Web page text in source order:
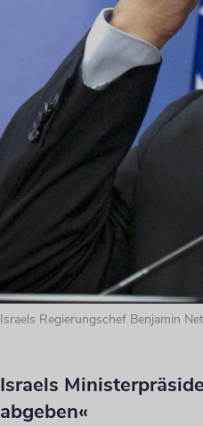
Israels Regierungschef Benjamin
Israels
abgeben«